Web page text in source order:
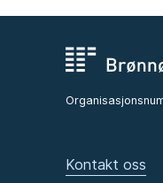
Kontakt oss